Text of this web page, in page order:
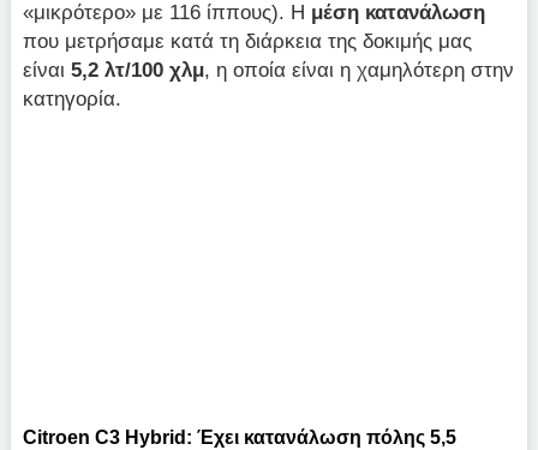
«μικρότερο» με 116 ίππους). Η μέση κατανάλωση
που μετρήσαμε κατά τη διάρκεια της δοκιμής μας
είναι5,2 λτ/100 χλμ, η οποία είναι η χαμηλότερη στην
κατηγορία.
Citroen C3 Hybrid: Έχει κατανάλωση πόλης 5,5